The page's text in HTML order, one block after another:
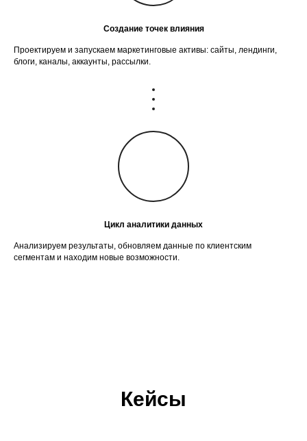
Создание точек влияния
Проектируем и запускаем маркетинговые активы: сайты, лендинги,
блоги, каналы, аккаунты, рассылки.
Цикл аналитики данных
Анализируем результаты, обновляем данные по клиентским
сегментам и находим новые возможности.
Кейсы